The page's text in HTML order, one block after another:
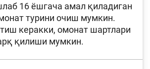
16 ёшгача амал қиладиган
турини очиш мумкин.
керакки, омонат шартлари
қилиши мумкин.